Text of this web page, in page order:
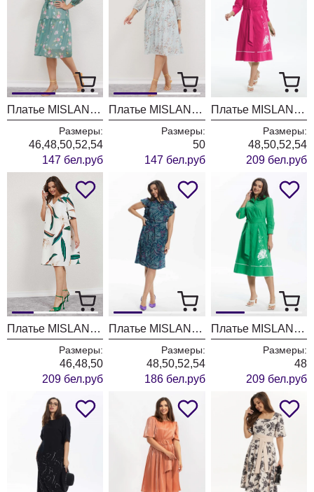
Платье MISLANA WOMEN 616 светлая бирюза
Размеры:
46,48,50,52,54
147 бел.руб
Платье MISLANA WOMEN 616 мята
Размеры:
50
147 бел.руб
Платье MISLANA WOMEN А888 фуксия
Размеры:
48,50,52,54
209 бел.руб
Платье MISLANA WOMEN А948
Размеры:
46,48,50
209 бел.руб
Платье MISLANA WOMEN А915
Размеры:
48,50,52,54
186 бел.руб
Платье MISLANA WOMEN А888
Размеры:
48
209 бел.руб